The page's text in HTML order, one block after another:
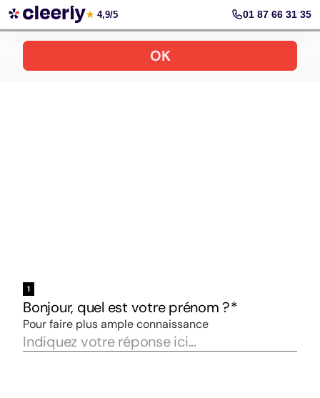
Votre simulation gratuite et personnalisée
★ 4,9/5 01 87 66 31 35